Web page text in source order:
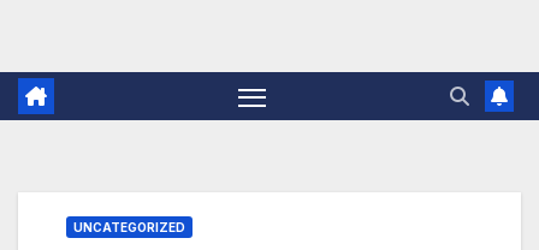
UNCATEGORIZED